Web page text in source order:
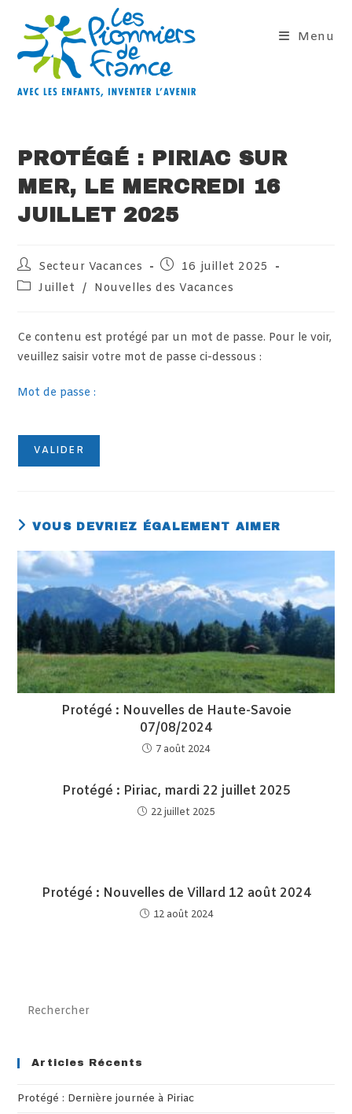
content
Menu
PROTÉGÉ : PIRIAC SUR
MER, LE MERCREDI 16
JUILLET 2025
Auteur/autrice
de
la
Secteur Vacances
Publication
publiée :
16 juillet 2025
PostJuillet / Nouvelles des Vacances
Ce contenu est protégé par un mot de passe. Pour le voir,
veuillez saisir votre mot de passe ci-dessous :
Mot de passe :
VOUS DEVRIEZ ÉGALEMENT AIMER
Protégé : Nouvelles de Haute-Savoie
07/08/2024
7 août 2024
Protégé : Piriac, mardi 22 juillet 2025
22 juillet 2025
Protégé : Nouvelles de Villard 12 août 2024
12 août 2024
Articles Récents
Protégé : Dernière journée à Piriac